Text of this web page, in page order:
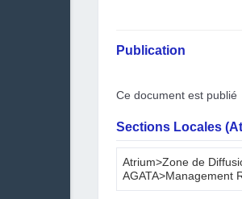
Publication
Ce document est publié
Sections Locales
Atrium>Zone de
AGATA>Management